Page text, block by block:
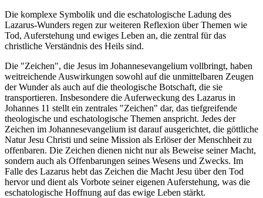
Die komplexe Symbolik und die eschatologische Ladung des
Lazarus-Wunders regen zur weiteren Reflexion über Themen wie
Tod, Auferstehung und ewiges Leben an, die zentral für das
christliche Verständnis des Heils sind.
Die "Zeichen", die Jesus im Johannesevangelium vollbringt, haben
weitreichende Auswirkungen sowohl auf die unmittelbaren Zeugen
der Wunder als auch auf die theologische Botschaft, die sie
transportieren. Insbesondere die Auferweckung des Lazarus in
Johannes 11 stellt ein zentrales "Zeichen" dar, das tiefgreifende
theologische und eschatologische Themen anspricht. Jedes der
Zeichen im Johannesevangelium ist darauf ausgerichtet, die göttliche
Natur Jesu Christi und seine Mission als Erlöser der Menschheit zu
offenbaren. Die Zeichen dienen nicht nur als Beweise seiner Macht,
sondern auch als Offenbarungen seines Wesens und Zwecks. Im
Falle des Lazarus hebt das Zeichen die Macht Jesu über den Tod
hervor und dient als Vorbote seiner eigenen Auferstehung, was die
eschatologische Hoffnung auf das ewige Leben stärkt.